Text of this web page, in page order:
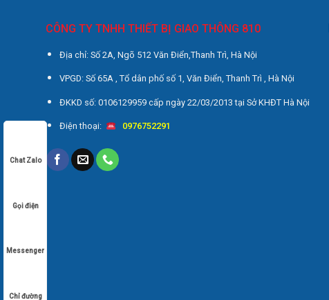
CÔNG TY TNHH THIẾT BỊ GIAO THÔNG 810
Địa chỉ: Số 2A, Ngõ 512 Văn Điển,Thanh Trì, Hà Nội
VPGD: Số 65A , Tổ dân phố số 1, Văn Điển, Thanh Trì , Hà Nội
ĐKKD số: 0106129959 cấp ngày 22/03/2013 tại Sở KHĐT Hà Nội
Điện thoại: 0976752291
Chat Zalo
Gọi điện
Messenger
Chỉ đường